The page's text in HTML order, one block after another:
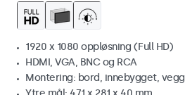
1920 x 1080 oppløsning (Full HD)
HDMI, VGA, BNC og RCA
Montering: bord, innebygget, vegg